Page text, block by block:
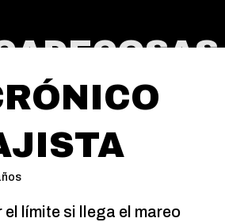
el lí­mite si llega el mareo